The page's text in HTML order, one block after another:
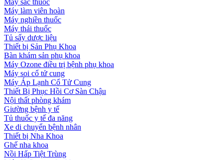
Máy sắc thuốc
Máy làm viên hoàn
Máy nghiền thuốc
Máy thái thuốc
Tủ sấy dược liệu
Thiết bị Sản Phụ Khoa
Bàn khám sản phụ khoa
Máy Ozone điều trị bệnh phụ khoa
Máy soi cổ tử cung
Máy Áp Lạnh Cổ Tử Cung
Thiết Bị Phục Hồi Cơ Sàn Chậu
Nội thất phòng khám
Giường bệnh y tế
Tủ thuốc y tế đa năng
Xe di chuyển bệnh nhân
Thiết bị Nha Khoa
Ghế nha khoa
Nồi Hấp Tiệt Trùng